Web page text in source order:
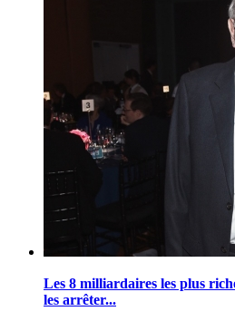
Les 8 milliardaires les plus
les arrêter...